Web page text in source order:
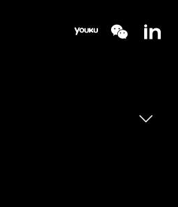
560 mm